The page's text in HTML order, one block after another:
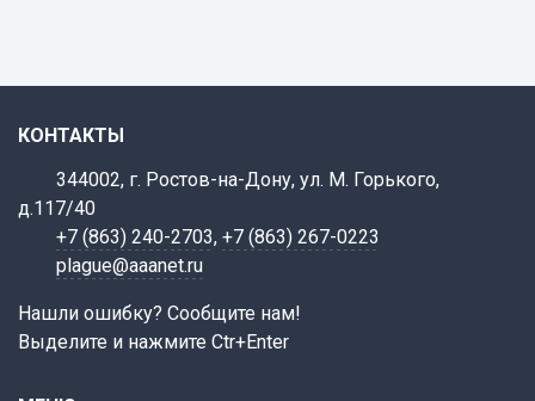
КОНТАКТЫ
344002, г. Ростов-на-Дону, ул. М. Горького,
д.117/40
+7 (863) 240-2703, +7 (863) 267-0223
plague@aaanet.ru
Нашли ошибку? Сообщите нам!
Выделите и нажмите Ctr+Enter